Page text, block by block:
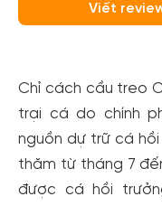
Viết
Chỉ cách cầu treo
trại cá do chính
nguồn dự trữ cá
thăm từ tháng 7
được cá hồi